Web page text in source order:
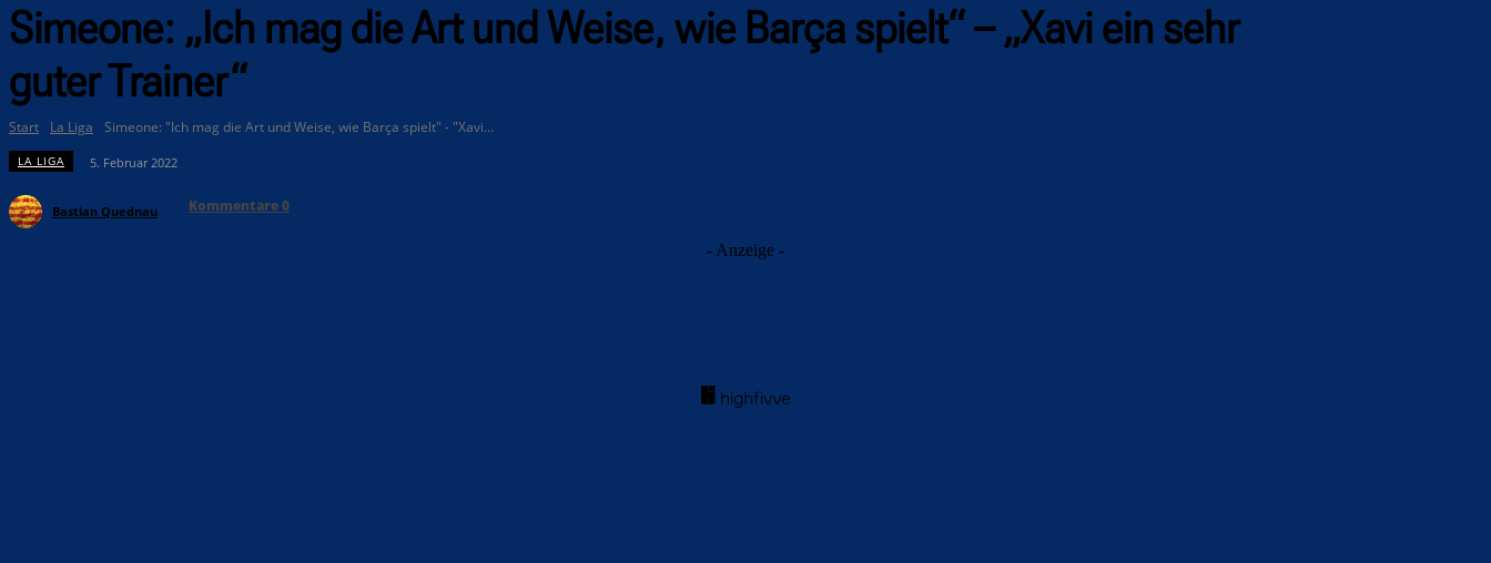
Simeone: „Ich mag die Art und Weise, wie Barça spielt“ – „Xavi ein sehr
guter Trainer“
Start La Liga Simeone: "Ich mag die Art und Weise, wie Barça spielt" - "Xavi...
LA LIGA 5. Februar 2022
Bastian Quednau Kommentare0
- Anzeige -